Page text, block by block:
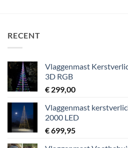
RECENT
Vlaggenmast
3D RGB
€ 299,00
Vlaggenmast
2000 LED
€699,95